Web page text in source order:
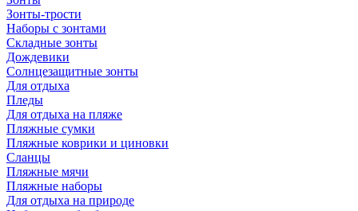
Зонты-трости
Наборы с зонтами
Складные зонты
Дождевики
Солнцезащитные зонты
Для отдыха
Пледы
Для отдыха на пляже
Пляжные сумки
Пляжные коврики и циновки
Сланцы
Пляжные мячи
Пляжные наборы
Для отдыха на природе